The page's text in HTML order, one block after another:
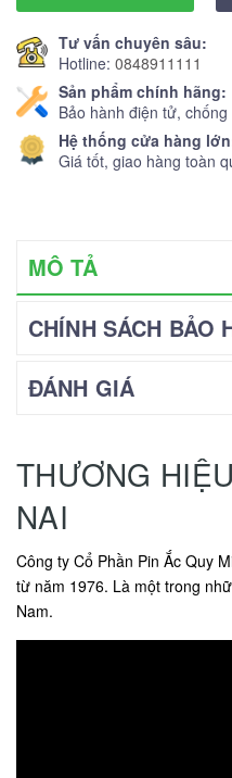
Tư vấn chuyên sâu:
Hotline: 0848911111
Sản phẩm chính hãng:
Bảo hành điện tử, chống
Hệ thống cửa hàng
Giá tốt, giao hàng toàn
MÔ TẢ
CHÍNH SÁCH BẢO
ĐÁNH GIÁ
THƯƠNG
NAI
Công ty Cổ Phần Pin Ắc Quy
từ năm 1976. Là một trong
Nam.